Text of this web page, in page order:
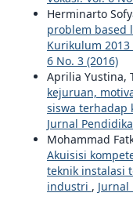
Herminarto
problem based
Kurikulum 2013
6 No. 3 (2016)
Aprilia Yustina,
kejuruan,
siswa terhadap
Jurnal
Mohammad
Akuisisi
teknik instalasi
industri , Jurnal